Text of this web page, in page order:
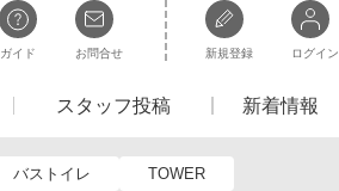
ガイド お問合せ 新規登録 ログイン
スタッフ投稿 新着情報
バストイレ TOWER